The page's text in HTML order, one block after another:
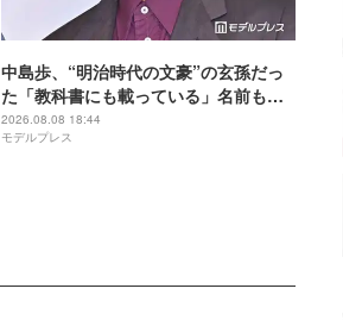
中島歩、“明治時代の文豪”の玄孫だっ
た「教科書にも載っている」名前も先
祖に由来
2026.08.08 18:44
モデルプレス